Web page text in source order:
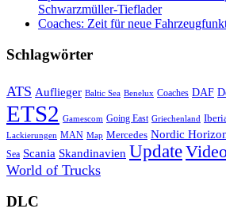
Schwarzmüller-Tieflader
Coaches: Zeit für neue
Schlagwörter
ATS Auflieger Baltic Sea Benelux Coaches DAF
ETS2 Gamescom Going East Griechenland
Lackierungen MAN Map Mercedes Nordic
Sea Scania Skandinavien Update
World of Trucks
DLC